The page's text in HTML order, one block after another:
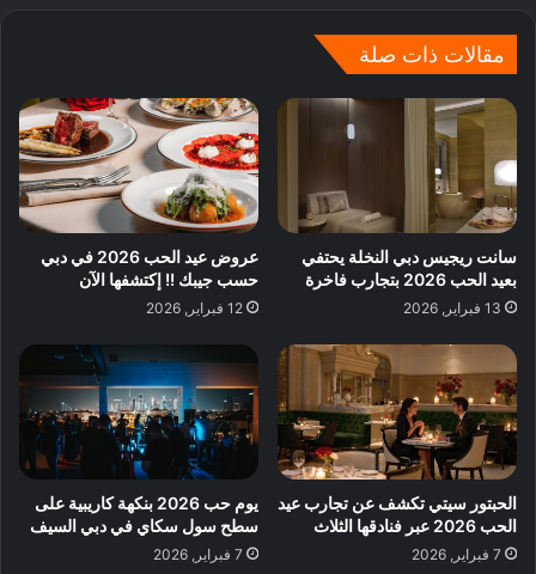
مقالات ذات صلة
سانت ريجيس دبي النخلة يحتفي
بعيد الحب 2026 بتجارب فاخرة
13 فبراير, 2026
عروض عيد الحب 2026 في دبي
حسب جيبك !! إكتشفها الآن
12 فبراير, 2026
الحبتور سيتي تكشف عن تجارب عيد
الحب 2026 عبر فنادقها الثلاث
7 فبراير, 2026
يوم حب 2026 بنكهة كاريبية على
سطح سول سكاي في دبي السيف
7 فبراير, 2026